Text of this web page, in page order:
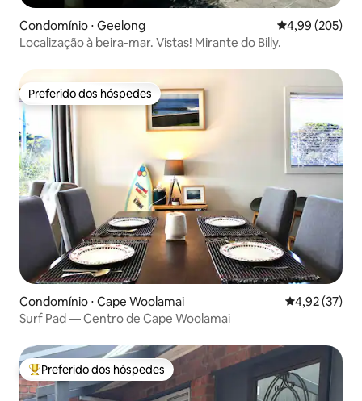
Condomínio ⋅ Geelong 4,99 de uma
4,99 (205)
Localização à beira-mar. Vistas! Mirante do Billy.
Preferido dos hóspedes
Preferido dos hóspedes
Condomínio ⋅ Cape Woolamai 4,92 de uma
4,92 (37)
Surf Pad — Centro de Cape Woolamai
Entre os melhores preferidos dos hóspedes
Preferido dos hóspedes